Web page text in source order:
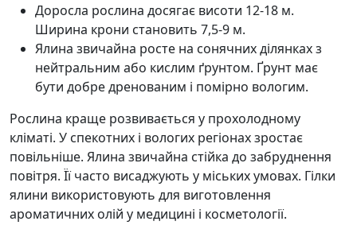
Доросла рослина досягає висоти 12-18 м.
Ширина крони становить 7,5-9 м.
Ялина звичайна росте на сонячних ділянках з
нейтральним або кислим ґрунтом. Ґрунт має
бути добре дренованим і помірно вологим.
Рослина краще розвивається у прохолодному
кліматі. У спекотних і вологих регіонах зростає
повільніше. Ялина звичайна стійка до забруднення
повітря. Її часто висаджують у міських умовах. Гілки
ялини використовують для виготовлення
ароматичних олій у медицині і косметології.